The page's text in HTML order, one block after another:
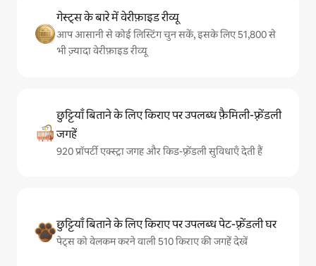
गेस्ट्स के बारे में वेरीफ़ाइड रीव्यू
आप आसानी से कोई लिस्टिंग चुन सकें, इसके लिए 51,800 से
भी ज़्यादा वेरीफ़ाइड रीव्यू
छुट्टियाँ बिताने के लिए किराए पर उपलब्ध फ़ैमिली-फ़्रेंडली
जगहें
920 प्रॉपर्टी एक्स्ट्रा जगह और किड-फ़्रेंडली सुविधाएँ देती हैं
छुट्टियाँ बिताने के लिए किराए पर उपलब्ध पेट-फ़्रेंडली घर
पेट्स को वेलकम करने वाली 510 किराए की जगहें देखें